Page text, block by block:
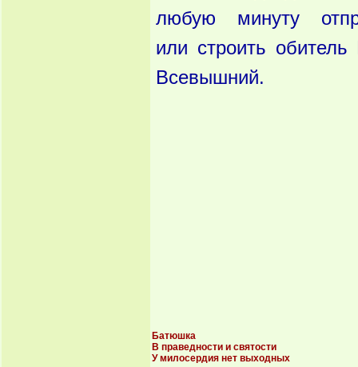
любую минуту от
или строить
Всевышний.
Батюшка
В праведности и святости
У милосердия нет выходных